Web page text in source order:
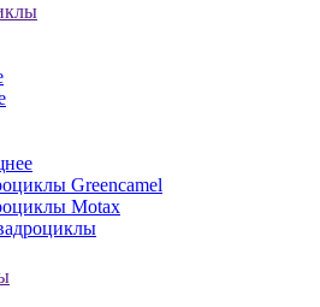
Greencamel
Motax